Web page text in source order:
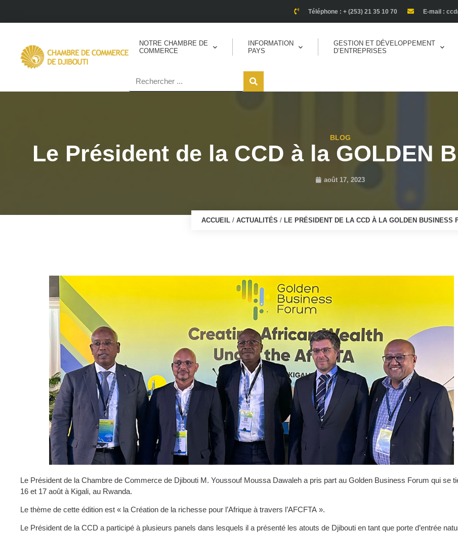
Téléphone : + (253) 21 35 10 70 E-mail :
NOTRE CHAMBRE DE
COMMERCE
INFORMATION
PAYS
GESTION ET DÉVELOPPEMENT
D’ENTREPRISES
BLOG
Le Président de la CCD à la GOLDEN
août 17, 2023
ACCUEIL / ACTUALITÉS / LE PRÉSIDENT DE LA CCD À LA GOLDEN BUSINESS
Le Président de la Chambre de Commerce de Djibouti M. Youssouf Moussa Dawaleh a pris part au Golden Business Forum qui se
16 et 17 août à Kigali, au Rwanda.
Le thème de cette édition est « la Création de la richesse pour l’Afrique à travers l’AFCFTA ».
Le Président de la CCD a participé à plusieurs panels dans lesquels il a présenté les atouts de Djibouti en tant que porte d’entrée